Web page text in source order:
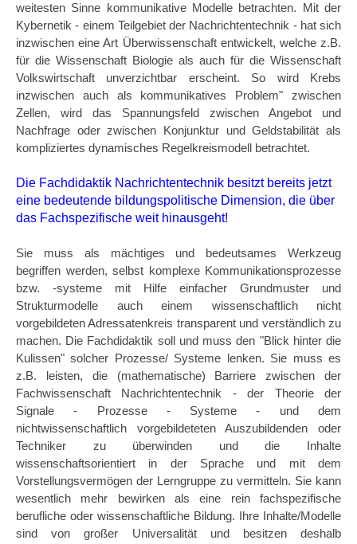
weitesten Sinne kommunikative Modelle betrachten. Mit der
Kybernetik - einem Teilgebiet der Nachrichtentechnik - hat sich
inzwischen eine Art Überwissenschaft entwickelt, welche z.B.
für die Wissenschaft Biologie als auch für die Wissenschaft
Volkswirtschaft unverzichtbar erscheint. So wird Krebs
inzwischen auch als kommunikatives Problem" zwischen
Zellen, wird das Spannungsfeld zwischen Angebot und
Nachfrage oder zwischen Konjunktur und Geldstabilität als
kompliziertes dynamisches Regelkreismodell betrachtet.
Die Fachdidaktik Nachrichtentechnik besitzt bereits jetzt
eine bedeutende bildungspolitische Dimension, die über
das Fachspezifische weit hinausgeht!
Sie muss als mächtiges und bedeutsames Werkzeug
begriffen werden, selbst komplexe Kommunikationsprozesse
bzw. -systeme mit Hilfe einfacher Grundmuster und
Strukturmodelle auch einem wissenschaftlich nicht
vorgebildeten Adressatenkreis transparent und verständlich zu
machen. Die Fachdidaktik soll und muss den "Blick hinter die
Kulissen" solcher Prozesse/ Systeme lenken. Sie muss es
z.B. leisten, die (mathematische) Barriere zwischen der
Fachwissenschaft Nachrichtentechnik - der Theorie der
Signale - Prozesse - Systeme - und dem
nichtwissenschaftlich vorgebildeteten Auszubildenden oder
Techniker zu überwinden und die Inhalte
wissenschaftsorientiert in der Sprache und mit dem
Vorstellungsvermögen der Lerngruppe zu vermitteln. Sie kann
wesentlich mehr bewirken als eine rein fachspezifische
berufliche oder wissenschaftliche Bildung. Ihre Inhalte/Modelle
sind von großer Universalität und besitzen deshalb